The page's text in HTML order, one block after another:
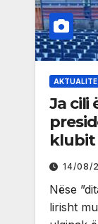
Ja cili
klubit
14/08/
Nëse
lirisht